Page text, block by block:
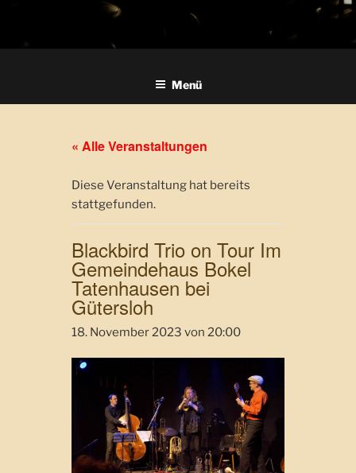
Menü
« Alle Veranstaltungen
Diese Veranstaltung hat bereits
stattgefunden.
Blackbird Trio on Tour Im
Gemeindehaus Bokel
Tatenhausen bei
Gütersloh
18. November 2023 von 20:00